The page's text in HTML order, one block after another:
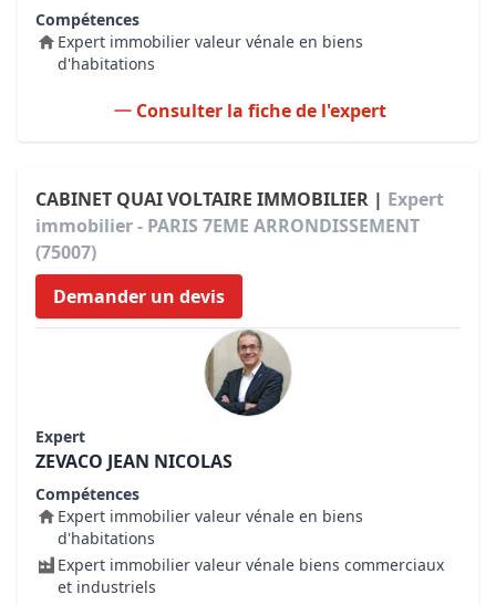
Compétences
Expert immobilier valeur vénale en biens
d'habitations
Consulter la fiche de l'expert
CABINET QUAI VOLTAIRE IMMOBILIER | Expert
immobilier - PARIS 7EME ARRONDISSEMENT
(75007)
Demander un devis
Expert
ZEVACO JEAN NICOLAS
Compétences
Expert immobilier valeur vénale en biens
d'habitations
Expert immobilier valeur vénale biens commerciaux
et industriels